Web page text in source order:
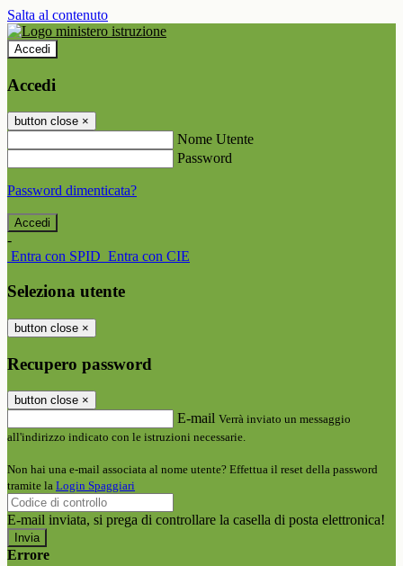
Salta al contenuto
Accedi
Accedi
button close ×
Nome Utente
Password
Password dimenticata?
-
Entra con SPID Entra con CIE
Seleziona utente
button close ×
Recupero password
button close ×
E-mail Verrà inviato un messaggio
all'indirizzo indicato con le istruzioni necessarie.
Non hai una e-mail associata al nome utente? Effettua il reset della password
tramite la Login Spaggiari
E-mail inviata, si prega di controllare la casella di posta elettronica!
Errore